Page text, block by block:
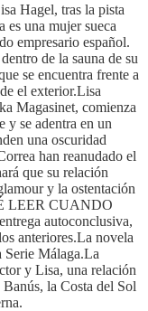
Hagel, tras la pista
es una mujer sueca
empresario español.
de la sauna de su
se encuentra frente a
el exterior.Lisa
Magasinet, comienza
y se adentra en un
una oscuridad
han reanudado el
que su relación
y la ostentación
LEER CUANDO
autoconclusiva,
anteriores.La novela
Serie Málaga.La
y Lisa, una relación
la Costa del Sol